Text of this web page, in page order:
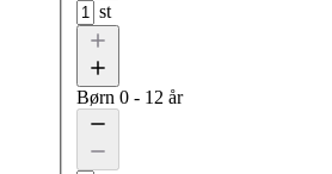
st
Børn 0 - 12 år